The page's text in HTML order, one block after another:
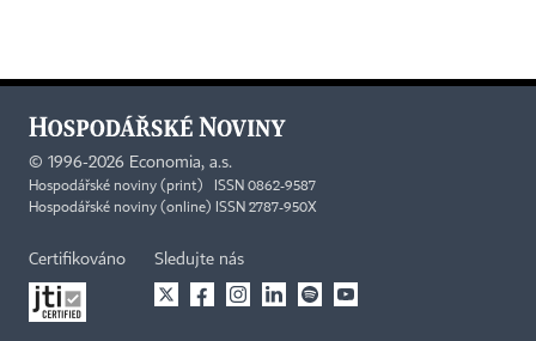
© 1996-2026 Economia, a.s.
Hospodářské noviny (print) ISSN 0862-9587
Hospodářské noviny (online) ISSN 2787-950X
Certifikováno Sledujte nás